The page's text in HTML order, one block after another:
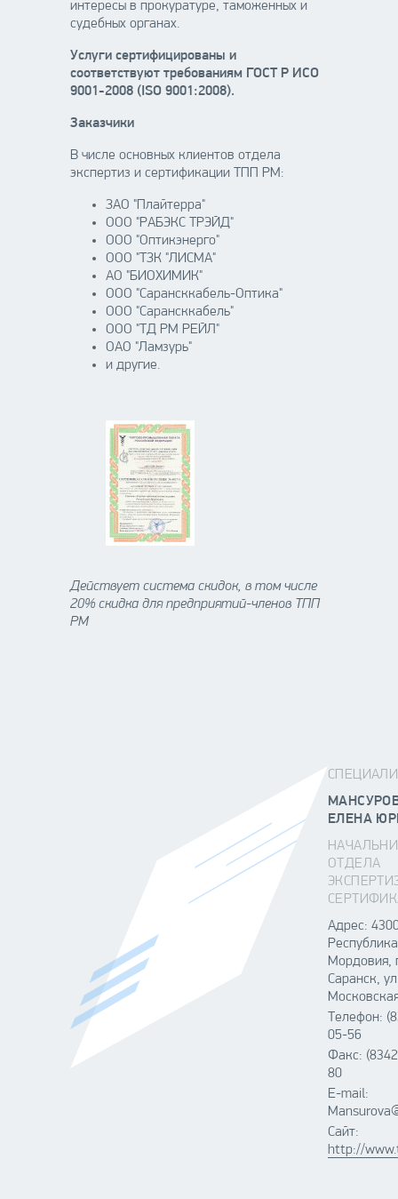
интересы в прокуратуре, таможенных и
судебных органах.
Услуги сертифицированы и
соответствуют требованиям ГОСТ Р ИСО
9001-2008 (ISO 9001:2008).
Заказчики
В числе основных клиентов отдела
экспертиз и сертификации ТПП РМ:
ЗАО "Плайтерра"
ООО "РАБЭКС ТРЭЙД"
ООО "Оптикэнерго"
ООО "ТЗК "ЛИСМА"
АО "БИОХИМИК"
ООО "Сарансккабель-Оптика"
ООО "Сарансккабель"
ООО "ТД РМ РЕЙЛ"
ОАО "Ламзурь"
и другие.
Действует система скидок, в том числе
20% скидка для предприятий-членов ТПП
РМ
ЕЛЕНА
ОТДЕЛА
Адрес:
Республика
Мордовия,
Саранск,
Телефон:
05-56
Факс:
80
E-mail:
Сайт:
http://